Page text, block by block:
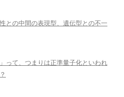
との中間の表現型、遺伝型との不一
って、つまりは正準量子化といわれ